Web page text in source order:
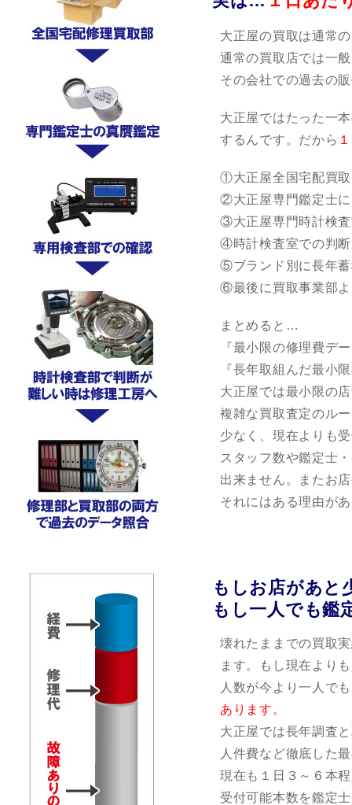
大正屋の買取は通常
通常の買取店では一
その会社での過去の
大正屋ではたった一
するんです。だから
①大正屋全国宅配買
②大正屋専門鑑定士
③大正屋専門時計検
④時計検査室での判
⑤ブランド別に長年
⑥最後に買取事業部
まとめると…
『最小限の修理費デ
『長年取組んだ最小
大正屋では最小限の
複雑な買取査定のル
少なく、現在よりも
スタッフ数や鑑定士
出来ません。またお
それにはある理由が
もしお店があ
もし一人でも鑑
壊れたままでの買取
ます。もし現在より
人数が今より一人で
あります。
大正屋では長年調査
人件費など徹底した
現在も１日３～６本
受付可能本数を鑑定